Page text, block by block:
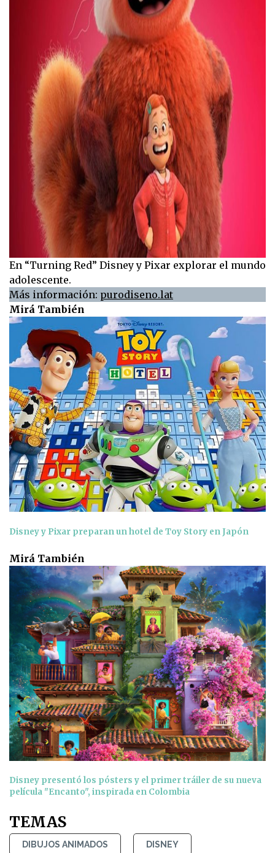
En “Turning Red” Disney y Pixar explorar el mundo
adolescente.
Más información: purodiseno.lat
Mirá También
Disney y Pixar preparan un hotel de Toy Story en Japón
Mirá También
Disney presentó los pósters y el primer tráiler de su nueva
película "Encanto", inspirada en Colombia
TEMAS
DIBUJOS ANIMADOS DISNEY